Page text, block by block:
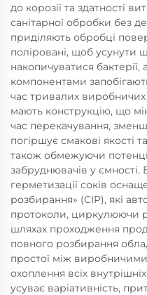
до корозії та здатності
санітарної обробки без
приділяють обробці
поліровані, щоб усунути
накопичуватися
компонентами
час тривалих
мають конструкцію, що
час перекачування,
погіршує смакові якості
також обмежуючи
забруднювачів у
герметизації соків
розбирання» (CIP), які
протоколи, циркулюючи
шляхах проходження
повного розбирання
простої між
охоплення всіх
усуває варіативність,